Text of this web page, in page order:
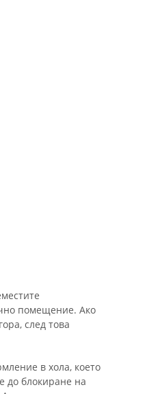
помещение. Ако
след това
в хола, което
до блокиране на